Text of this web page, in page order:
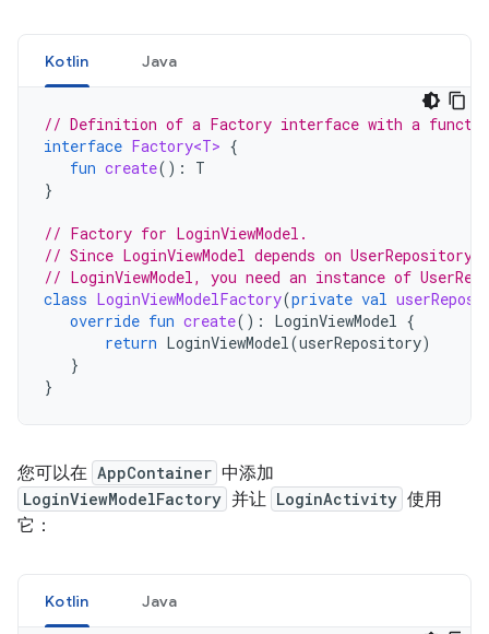
Kotlin Java
// Definition of a Factory interface with a
interface Factory<T> {
fun create():
T
}
// Factory for LoginViewModel.
// Since LoginViewModel depends on
// LoginViewModel, you need an instance of
class LoginViewModelFactory(private val
override fun create(): LoginViewModel {
return LoginViewModel(userRepository)
}
}
您可以在 AppContainer 中添加
LoginViewModelFactory 并让 LoginActivity 使用
它：
Kotlin Java